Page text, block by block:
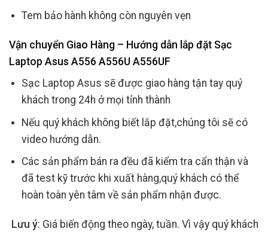
Tem bảo hành không còn nguyên vẹn
Vận chuyển Giao Hàng – Hướng dẫn lắp đặt Sạc
Laptop Asus A556 A556U A556UF
Sạc Laptop Asus sẽ được giao hàng tận tay quý
khách trong 24h ở mọi tỉnh thành
Nếu quý khách không biết lắp đặt,chúng tôi sẽ có
video hướng dẫn.
Các sản phẩm bán ra đều đã kiểm tra cẩn thận và
đã test kỹ trước khi xuất hàng,quý khách có thể
hoàn toàn yên tâm về sản phẩm nhận được.
Lưu ý: Giá biến động theo ngày, tuần. Vì vậy quý khách